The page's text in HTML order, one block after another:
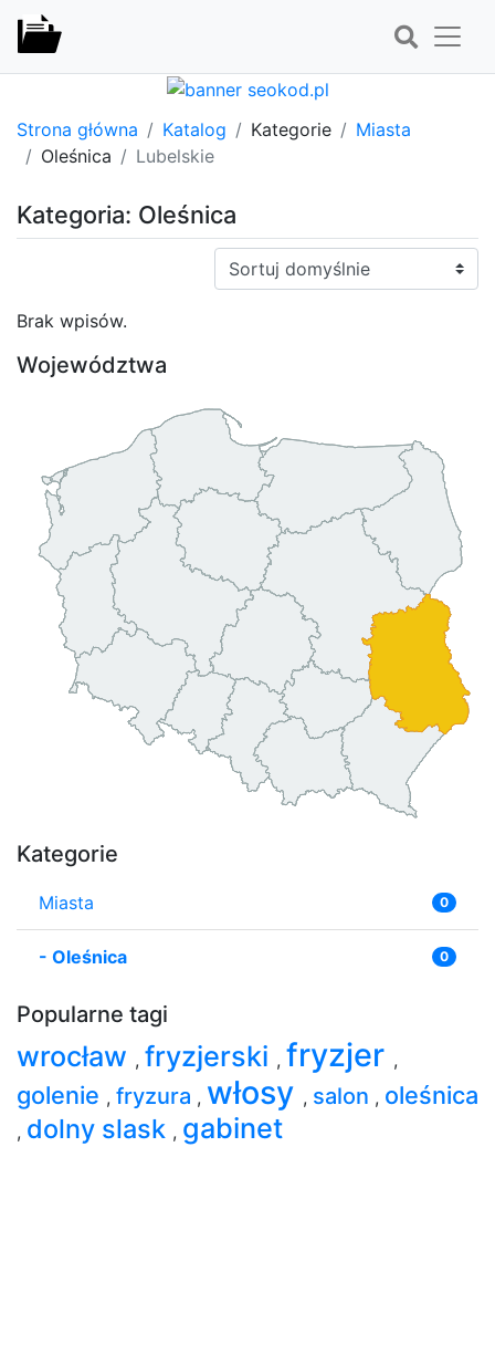
Strona główna Katalog Kategorie
Miasta
Oleśnica
Lubelskie
Kategoria: Oleśnica
Sortuj:
Brak wpisów.
Województwa
Kategorie
Miasta 0
- Oleśnica 0
Popularne tagi
wrocław , fryzjerski , fryzjer ,
golenie , fryzura , włosy , salon , oleśnica
, dolny slask , gabinet